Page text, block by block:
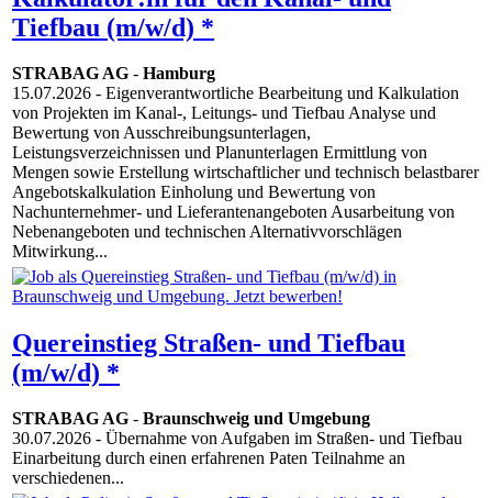
Tiefbau (m/w/d) *
STRABAG AG - Hamburg
15.07.2026 - Eigenverantwortliche Bearbeitung und Kalkulation
von Projekten im Kanal-, Leitungs- und Tiefbau Analyse und
Bewertung von Ausschreibungsunterlagen,
Leistungsverzeichnissen und Planunterlagen Ermittlung von
Mengen sowie Erstellung wirtschaftlicher und technisch belastbarer
Angebotskalkulation Einholung und Bewertung von
Nachunternehmer- und Lieferantenangeboten Ausarbeitung von
Nebenangeboten und technischen Alternativvorschlägen
Mitwirkung...
Quereinstieg Straßen- und Tiefbau
(m/w/d) *
STRABAG AG - Braunschweig und Umgebung
30.07.2026 - Übernahme von Aufgaben im Straßen- und Tiefbau
Einarbeitung durch einen erfahrenen Paten Teilnahme an
verschiedenen...